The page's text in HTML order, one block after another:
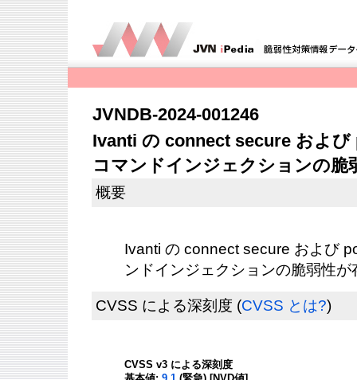
JVNDB-2024-001246
Ivanti の connect secure およ
コマンドインジェクションの脆
概要
Ivanti の connect secure および
ンドインジェクションの脆弱性が
CVSS による深刻度 (CVSS とは?)
CVSS v3 による深刻度